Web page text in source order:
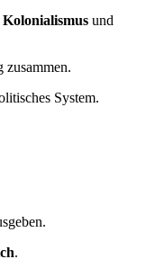
Kolonialismus und
zusammen.
System.
.